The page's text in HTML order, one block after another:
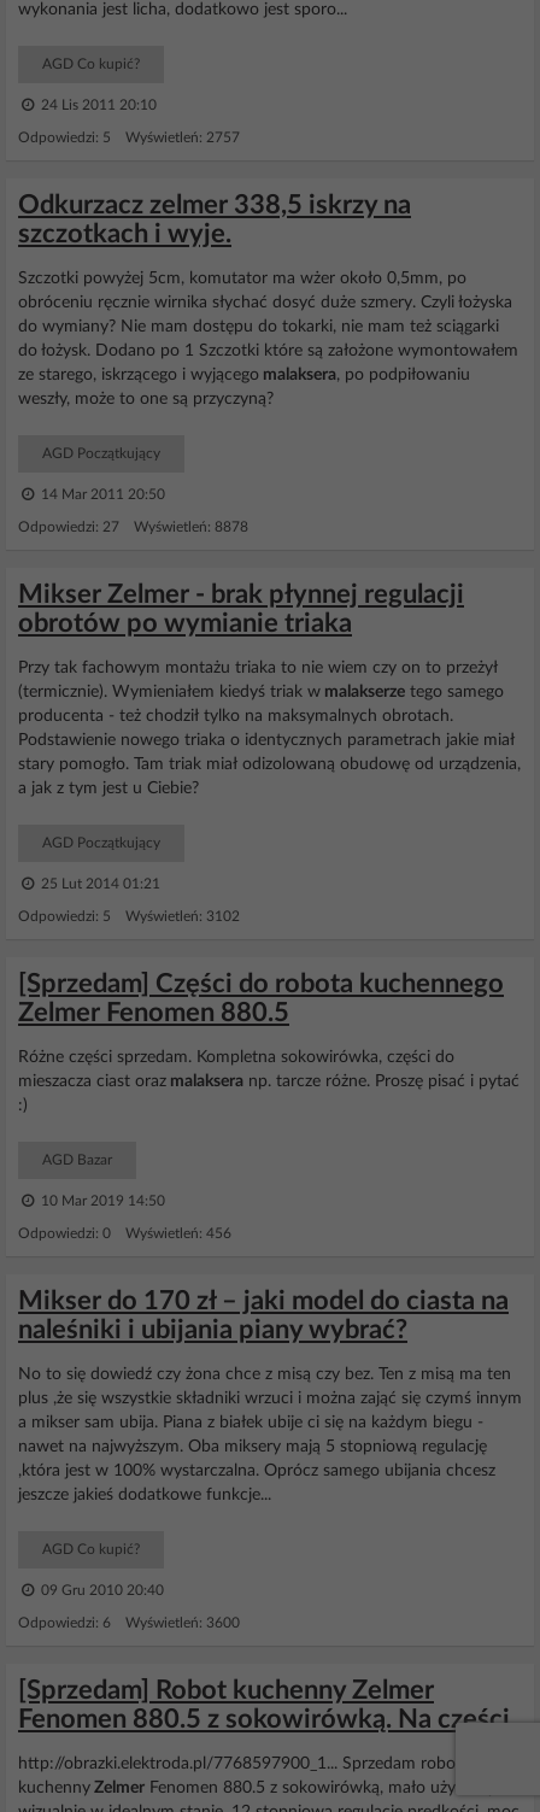
wykonania jest licha, dodatkowo jest sporo...
AGD Co kupić?
24 Lis 2011 20:10
Odpowiedzi: 5 Wyświetleń: 2757
Odkurzacz zelmer 338,5 iskrzy na
szczotkach i wyje.
Szczotki powyżej 5cm, komutator ma wżer około 0,5mm, po
obróceniu ręcznie wirnika słychać dosyć duże szmery. Czyli łożyska
do wymiany? Nie mam dostępu do tokarki, nie mam też sciągarki
do łożysk. Dodano po 1 Szczotki które są założone wymontowałem
ze starego, iskrzącego i wyjącego malaksera, po podpiłowaniu
weszły, może to one są przyczyną?
AGD Początkujący
14 Mar 2011 20:50
Odpowiedzi: 27 Wyświetleń: 8878
Mikser Zelmer - brak płynnej regulacji
obrotów po wymianie triaka
Przy tak fachowym montażu triaka to nie wiem czy on to przeżył
(termicznie). Wymieniałem kiedyś triak w malakserze tego samego
producenta - też chodził tylko na maksymalnych obrotach.
Podstawienie nowego triaka o identycznych parametrach jakie miał
stary pomogło. Tam triak miał odizolowaną obudowę od urządzenia,
a jak z tym jest u Ciebie?
AGD Początkujący
25 Lut 2014 01:21
Odpowiedzi: 5 Wyświetleń: 3102
[Sprzedam] Części do robota kuchennego
Zelmer Fenomen 880.5
Różne części sprzedam. Kompletna sokowirówka, części do
mieszacza ciast oraz malaksera np. tarcze różne. Proszę pisać i pytać
:)
AGD Bazar
10 Mar 2019 14:50
Odpowiedzi: 0 Wyświetleń: 456
Mikser do 170 zł – jaki model do ciasta na
naleśniki i ubijania piany wybrać?
No to się dowiedź czy żona chce z misą czy bez. Ten z misą ma ten
plus ,że się wszystkie składniki wrzuci i można zająć się czymś innym
a mikser sam ubija. Piana z białek ubije ci się na każdym biegu -
nawet na najwyższym. Oba miksery mają 5 stopniową regulację
,która jest w 100% wystarczalna. Oprócz samego ubijania chcesz
jeszcze jakieś dodatkowe funkcje...
AGD Co kupić?
09 Gru 2010 20:40
Odpowiedzi: 6 Wyświetleń: 3600
[Sprzedam] Robot kuchenny Zelmer
Fenomen 880.5 z sokowirówką. Na części
http://obrazki.elektroda.pl/7768597900_1... Sprzedam robot
kuchenny Zelmer Fenomen 880.5 z sokowirówką, mało używany,